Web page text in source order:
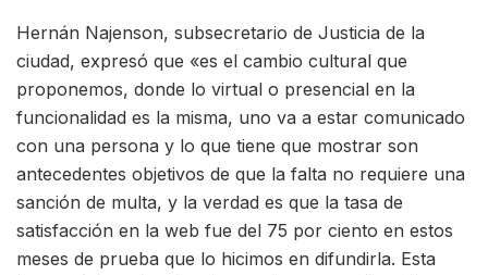
Hernán Najenson, subsecretario de Justicia de la
ciudad, expresó que «es el cambio cultural que
proponemos, donde lo virtual o presencial en la
funcionalidad es la misma, uno va a estar comunicado
con una persona y lo que tiene que mostrar son
antecedentes objetivos de que la falta no requiere una
sanción de multa, y la verdad es que la tasa de
satisfacción en la web fue del 75 por ciento en estos
meses de prueba que lo hicimos en difundirla. Esta